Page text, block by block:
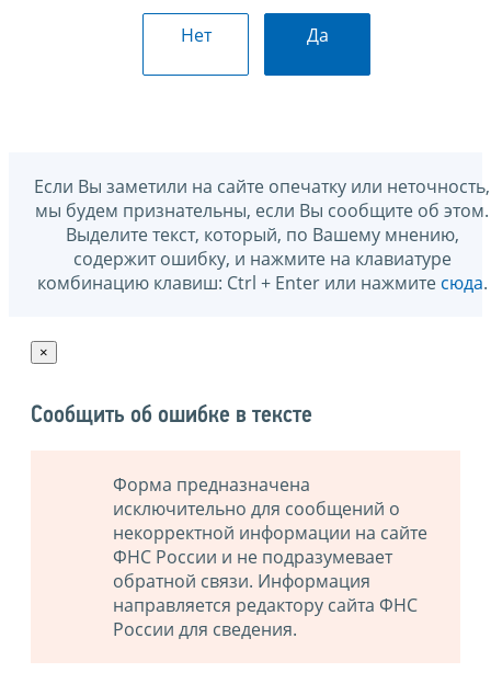
Нет Да
Если Вы заметили на сайте опечатку или неточность,
мы будем признательны, если Вы сообщите об этом.
Выделите текст, который, по Вашему мнению,
содержит ошибку, и нажмите на клавиатуре
комбинацию клавиш: Ctrl + Enter или нажмите сюда.
×
Сообщить об ошибке в тексте
Форма предназначена
исключительно для сообщений о
некорректной информации на сайте
ФНС России и не подразумевает
обратной связи. Информация
направляется редактору сайта ФНС
России для сведения.